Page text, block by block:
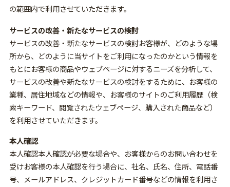
の範囲内で利用させていただきます。
サービスの改善・新たなサービスの検討
サービスの改善・新たなサービスの検討お客様が、どのような場
所から、どのように当サイトをご利用になったのかという情報を
もとにお客様の商品やウェブページに対するニーズを分析して、
サービスの改善や新たなサービスの検討をするために、お客様の
業種、居住地域などの情報や、お客様のサイトのご利用履歴（検
索キーワード、閲覧されたウェブページ、購入された商品など）
を利用させていただきます。
本人確認
本人確認本人確認が必要な場合や、お客様からのお問い合わせを
受けお客様の本人確認を行う場合に、社名、氏名、住所、電話番
号、メールアドレス、クレジットカード番号などの情報を利用さ